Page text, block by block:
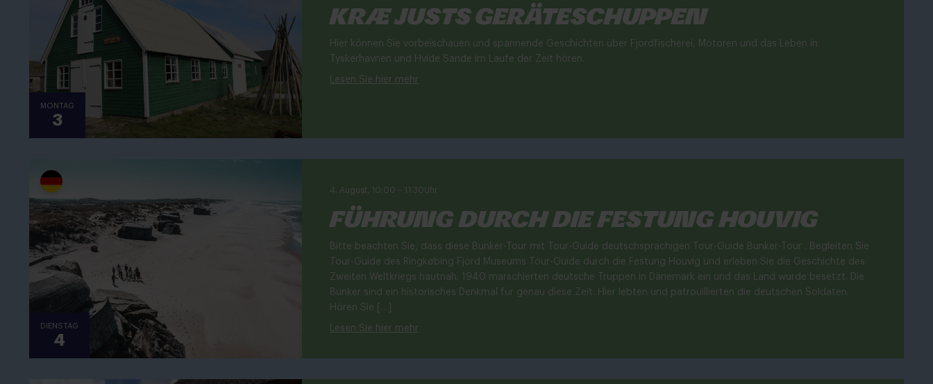
MONTAG
3
Kræ Justs Geräteschuppen
Hier können Sie vorbeischauen und spannende Geschichten über Fjordfischerei, Motoren und das Leben in
Tyskerhavnen und Hvide Sande im Laufe der Zeit hören.
Lesen Sie hier mehr
DIENSTAG
4
4. August, 10:00 – 11:30 Uhr
Führung durch die Festung Houvig
Bitte beachten Sie, dass diese Bunker-Tour mit Tour-Guide deutschsprachigen Tour-Guide Bunker-Tour . Begleiten Sie
Tour-Guide des Ringkøbing Fjord Museums Tour-Guide durch die Festung Houvig und erleben Sie die Geschichte des
Zweiten Weltkriegs hautnah. 1940 marschierten deutsche Truppen in Dänemark ein und das Land wurde besetzt. Die
Bunker sind ein historisches Denkmal für genau diese Zeit. Hier lebten und patrouillierten die deutschen Soldaten.
Hören Sie […]
Lesen Sie hier mehr